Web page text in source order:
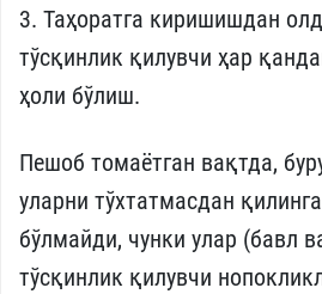
3. Таҳоратга киришишдан
тўсқинлик қилувчи ҳар
ҳоли бўлиш.
Пешоб томаётган вақтда,
уларни тўхтатмасдан
бўлмайди, чунки улар (бавл
тўсқинлик қилувчи